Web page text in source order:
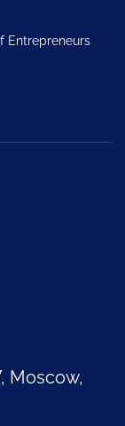
Entrepreneurs
Moscow,